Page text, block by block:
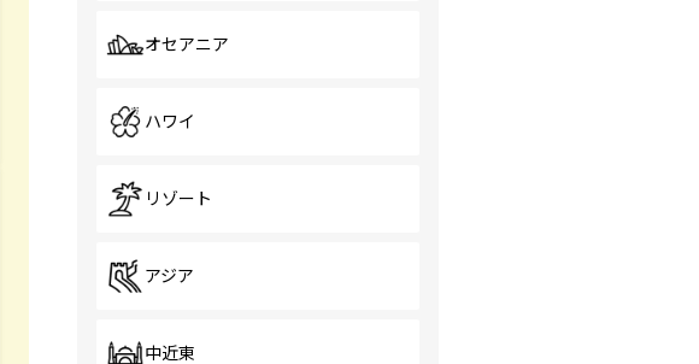
オセアニア
ハワイ
リゾート
アジア
中近東